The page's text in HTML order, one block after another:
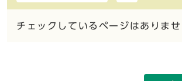
チェックしているページはありませ